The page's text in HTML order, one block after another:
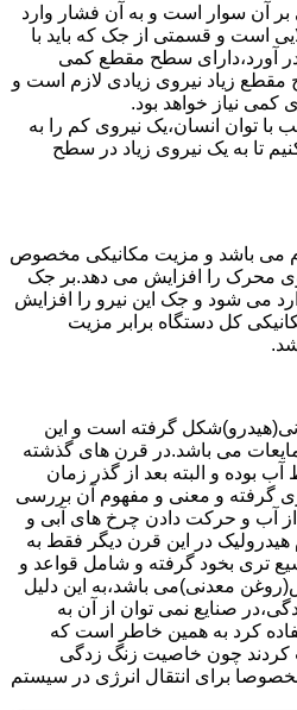
آن سوار است و به آن فشار وارد
است و قسمتی از جک که باید با
آورد،دارای سطح مقطع کمی
زیاد نیروی زیادی لازم است و
نیاز خواهد بود.
با توان انسان،یک نیروی کم را به
تا به یک نیروی زیاد در سطح
می باشد و مزیت مکانیکی مخصوص
محرک را افزایش می دهد.بر جک
می شود و جک این نیرو را افزایش
کل دستگاه برابر مزیت
گرفته است و این
می باشد.در قرن های گذشته
بوده و البته بعد از گذر زمان
گرفته و معنی و مفهوم آن بررسی
از آب و حرکت دادن چرخ های آبی و
در این قرن دیگر فقط به
تری بخود گرفته و شامل قواعد و
معدنی)می باشد،به این دلیل
صنایع نمی توان از آن به
کرد به همین خاطر است که
کردند چون خاصیت زنگ زدگی
برای انتقال انرژی در سیستم